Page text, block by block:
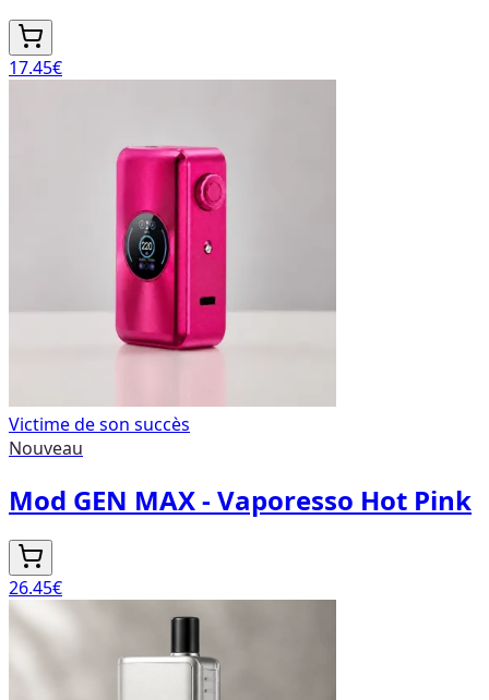
17.45€
Victime de son succès
Nouveau
Mod GEN MAX - Vaporesso Hot Pink
26.45€